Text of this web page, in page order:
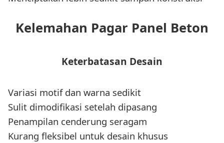
Kelemahan Pagar Panel Beton
Keterbatasan Desain
Variasi motif dan warna sedikit
Sulit dimodifikasi setelah dipasang
Penampilan cenderung seragam
Kurang fleksibel untuk desain khusus